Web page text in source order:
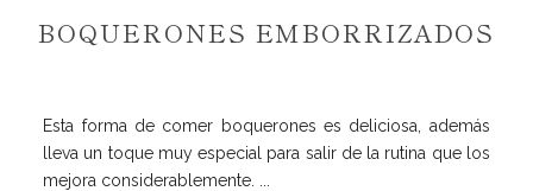
BOQUERONES EMBORRIZADOS
Esta forma de comer boquerones es deliciosa, además
lleva un toque muy especial para salir de la rutina que los
mejora considerablemente. ...